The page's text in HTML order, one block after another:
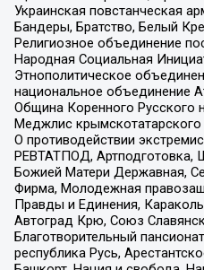
Украинская повстанческая
Бандеры, Братство, Белый
Религиозное объединение
Народная Социальная
Этнополитическое
национальное объединение
Община Коренного Русского
Меджлис
О противодействии
РЕВТАТПОД, Артподготовка,
Божией Матери Державная,
Фирма, Молодежная
Правды и Единения,
Автоград Крю, Союз
Благотворительный
республика Русь,